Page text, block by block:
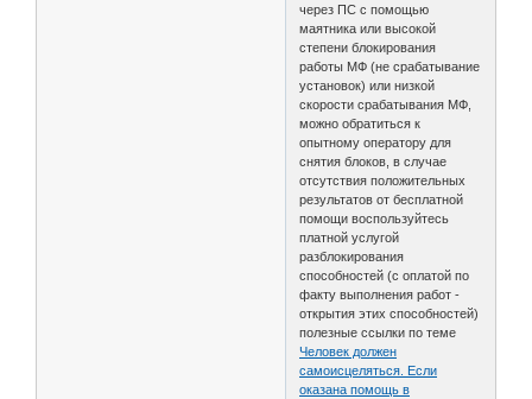
через ПС с помощью
маятника или высокой
степени блокирования
работы МФ (не срабатывание
установок) или низкой
скорости срабатывания МФ,
можно обратиться к
опытному оператору для
снятия блоков, в случае
отсутствия положительных
результатов от бесплатной
помощи воспользуйтесь
платной услугой
разблокирования
способностей (с оплатой по
факту выполнения работ -
открытия этих способностей)
полезные ссылки по теме
Человек должен
самоисцеляться. Если
оказана помощь в